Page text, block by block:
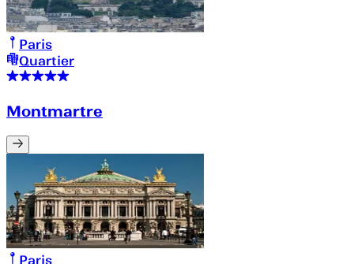
Paris
Quartier
Montmartre
Paris